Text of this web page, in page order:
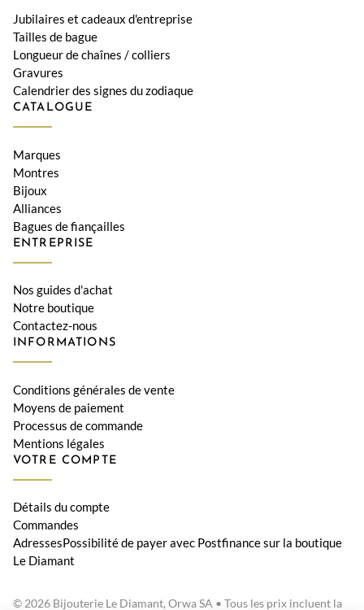
Jubilaires et cadeaux d'entreprise
Tailles de bague
Longueur de chaînes / colliers
Gravures
Calendrier des signes du zodiaque
CATALOGUE
Marques
Montres
Bijoux
Alliances
Bagues de fiançailles
ENTREPRISE
Nos guides d'achat
Notre boutique
Contactez-nous
INFORMATIONS
Conditions générales de vente
Moyens de paiement
Processus de commande
Mentions légales
VOTRE COMPTE
Détails du compte
Commandes
AdressesPossibilité de payer avec Postfinance sur la boutique
Le Diamant
© 2026 Bijouterie Le Diamant, Orwa SA • Tous les prix incluent la